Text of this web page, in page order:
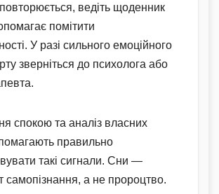
ведіть щоденник
помітити
У разі сильного емоційного
зверніться до психолога або
спокою та аналіз власних
правильно
такі сигнали. Сни —
самопізнання, а не пророцтво.